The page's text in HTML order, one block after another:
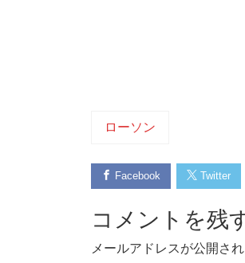
ローソン
Facebook Twitter
コメントを残
メールアドレスが公開さ